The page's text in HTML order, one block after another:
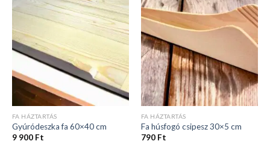
FA HÁZTARTÁS
Gyúródeszka fa 60×40 cm
9 900 Ft
FA HÁZTARTÁS
Fa húsfogó csipesz 30×5 cm
790 Ft